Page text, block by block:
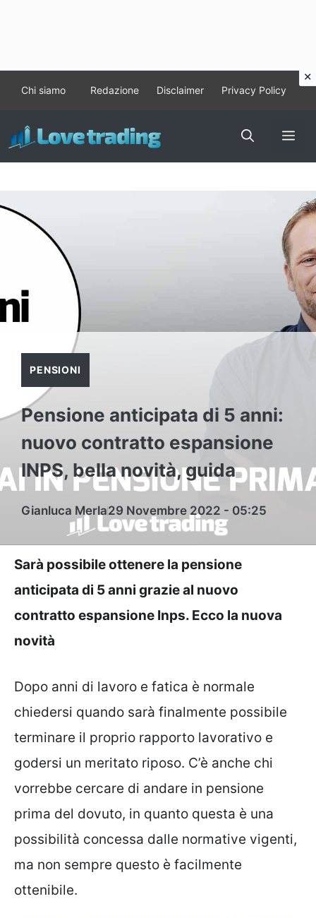
contenuto
Chi siamo Redazione Disclaimer Privacy Policy
PENSIONI
Pensione anticipata di 5 anni:
nuovo contratto espansione
INPS, bella novità, guida
Gianluca Merla29 Novembre 2022 - 05:25
Sarà possibile ottenere la pensione
anticipata di 5 anni grazie al nuovo
contratto espansione Inps. Ecco la nuova
novità
Dopo anni di lavoro e fatica è normale
chiedersi quando sarà finalmente possibile
terminare il proprio rapporto lavorativo e
godersi un meritato riposo. C’è anche chi
vorrebbe cercare di andare in pensione
prima del dovuto, in quanto questa è una
possibilità concessa dalle normative vigenti,
ma non sempre questo è facilmente
ottenibile.